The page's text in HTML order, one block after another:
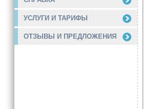
УСЛУГИ И ТАРИФЫ
ОТЗЫВЫ И ПРЕДЛОЖЕНИЯ